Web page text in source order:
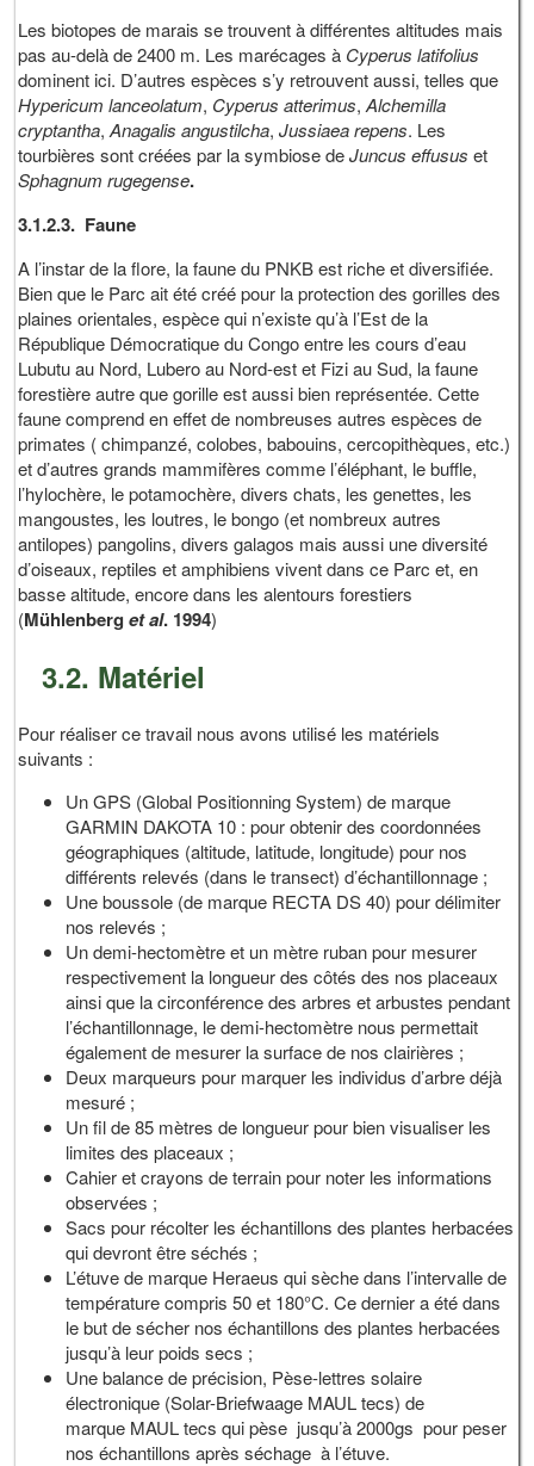
Les biotopes de marais se trouvent à différentes altitudes mais
pas au-delà de 2400 m. Les marécages à Cyperus latifolius
dominent ici. D’autres espèces s’y retrouvent aussi, telles que
Hypericum lanceolatum, Cyperus atterimus,Alchemilla
cryptantha,Anagalis angustilcha,Jussiaea repens. Les
tourbières sont créées par la symbiose deJuncus effususet
Sphagnum rugegense.
3.1.2.3. Faune
A l’instar de la flore, la faune du PNKB est riche et diversifiée.
Bien que le Parc ait été créé pour la protection des gorilles des
plaines orientales, espèce qui n’existe qu’à l’Est de la
République Démocratique du Congo entre les cours d’eau
Lubutu au Nord, Lubero au Nord-est et Fizi au Sud, la faune
forestière autre que gorille est aussi bien représentée. Cette
faune comprend en effet de nombreuses autres espèces de
primates ( chimpanzé, colobes, babouins, cercopithèques, etc.)
et d’autres grands mammifères comme l’éléphant, le buffle,
l’hylochère, le potamochère, divers chats, les genettes, les
mangoustes, les loutres, le bongo (et nombreux autres
antilopes) pangolins, divers galagos mais aussi une diversité
d’oiseaux, reptiles et amphibiens vivent dans ce Parc et, en
basse altitude, encore dans les alentours forestiers
(Mühlenberget al. 1994)
3.2. Matériel
Pour réaliser ce travail nous avons utilisé les matériels
suivants :
Un GPS (Global Positionning System) de marque
GARMIN DAKOTA 10 : pour obtenir des coordonnées
géographiques (altitude, latitude, longitude) pour nos
différents relevés (dans le transect) d’échantillonnage ;
Une boussole (de marque RECTA DS 40) pour délimiter
nos relevés ;
Un demi-hectomètre et un mètre ruban pour mesurer
respectivement la longueur des côtés des nos placeaux
ainsi que la circonférence des arbres et arbustes pendant
l’échantillonnage, le demi-hectomètre nous permettait
également de mesurer la surface de nos clairières ;
Deux marqueurs pour marquer les individus d’arbre déjà
mesuré ;
Un fil de 85 mètres de longueur pour bien visualiser les
limites des placeaux ;
Cahier et crayons de terrain pour noter les informations
observées ;
Sacs pour récolter les échantillons des plantes herbacées
qui devront être séchés ;
L’étuve de marque Heraeus qui sèche dans l’intervalle de
température compris 50 et 180°C. Ce dernier a été dans
le but de sécher nos échantillons des plantes herbacées
jusqu’à leur poids secs ;
Une balance de précision, Pèse-lettres solaire
électronique (Solar-Briefwaage MAUL tecs) de
marque MAUL tecs qui pèse jusqu’à 2000gs pour peser
nos échantillons après séchage à l’étuve.